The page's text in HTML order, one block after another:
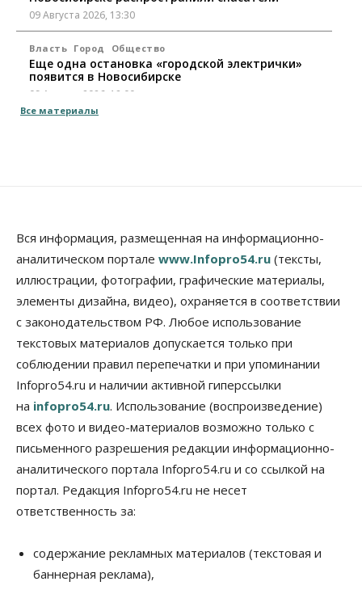
09 Августа 2026, 13:30
Власть Город Общество
Еще одна остановка «городской электрички»
появится в Новосибирске
09 Августа 2026, 12:00
новосибирской сети СТО пояснил кому можно
заливать бензин Евро‑2
09 Августа 2026, 10:00
Бизнес Общество
Работодатели Новосибирска заявили в центры
занятости почти 32 тысячи вакансий
09 Августа 2026, 09:00
Спрос на машино-места в
Новосибирской области вырос в полтора раза
08 Августа 2026, 18:00
К современному юридическому образованию в
России возникает много вопросов
Новосибирские вузы опубликовали
приказы о зачислении на бюджетные места
08 Августа 2026, 16:00
Все материалы
Вся информация, размещенная на информационно-
аналитическом портале www.Infopro54.ru (тексты,
иллюстрации, фотографии, графические материалы,
элементы дизайна, видео), охраняется в соответствии
с законодательством РФ. Любое использование
текстовых материалов допускается только при
соблюдении правил перепечатки и при упоминании
Infopro54.ru и наличии активной гиперссылки
на infopro54.ru. Использование (воспроизведение)
всех фото и видео-материалов возможно только с
письменного разрешения редакции информационно-
аналитического портала Infopro54.ru и со ссылкой на
портал. Редакция Infopro54.ru не несет
ответственность за:
содержание рекламных материалов (текстовая и
баннерная реклама),